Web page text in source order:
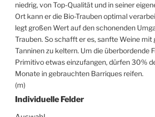
niedrig, von Top-Qualität und in seiner
Ort kann er die Bio-Trauben optimal
legt großen Wert auf den schonenden
Trauben. So schafft er es, sanfte Weine mit
Tanninen zu keltern. Um die überbordende
Primitivo etwas einzufangen, dürfen 30%
Monate in gebrauchten Barriques reifen.
(m)
Individuelle Felder